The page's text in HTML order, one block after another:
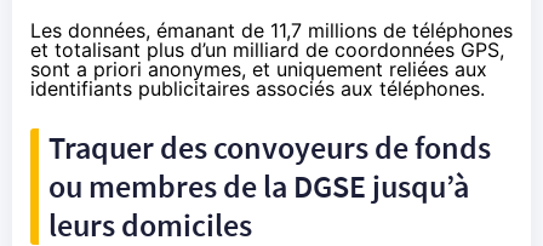
Les données, émanant de 11,7 millions de téléphones
et totalisant plus d’un milliard de coordonnées GPS,
sont a priori anonymes, et uniquement reliées aux
identifiants publicitaires associés aux téléphones.
Traquer des convoyeurs de fonds
ou membres de la DGSE jusqu’à
leurs domiciles